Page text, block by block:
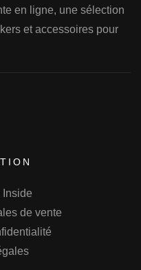
en ligne, une sélection
et accessoires pour
Inside
de vente